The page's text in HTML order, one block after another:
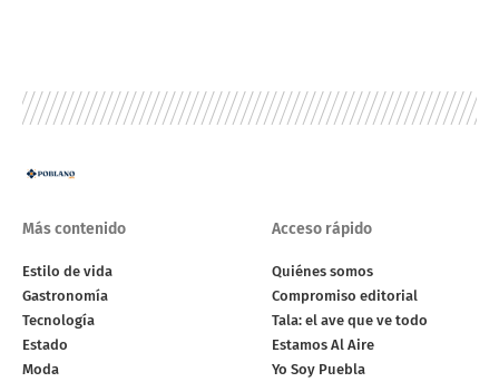
Más contenido
Estilo de vida
Gastronomía
Tecnología
Estado
Moda
Acceso rápido
Quiénes somos
Compromiso editorial
Tala: el ave que ve todo
Estamos Al Aire
Yo Soy Puebla